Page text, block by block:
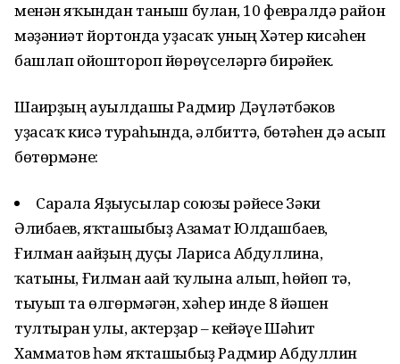
менән яҡындан таныш булған, 10 февралдә район
мәҙәниәт йортонда уҙасаҡ уның Хәтер кисәһен
башлап ойоштороп йөрөүселәргә бирәйек.
Шағирҙың ауылдашы Радмир Дәүләтбәков
уҙасаҡ кисә тураһында, әлбиттә, бөтәһен дә асып
бөтөрмәне:
Сарала Яҙыусылар союзы рәйесе Зәки
Әлибаев, яҡташыбыҙ Азамат Юлдашбаев,
Ғилман ағайҙың дуҫы Лариса Абдуллина,
ҡатыны, Ғилман ағай ҡулына алып, һөйөп тә,
тыуып та өлгөрмәгән, хәһер инде 8 йәшен
тултырған улы, актерҙар – кейәүе Шәһит
Хамматов һәм яҡташыбыҙ Радмир Абдуллин